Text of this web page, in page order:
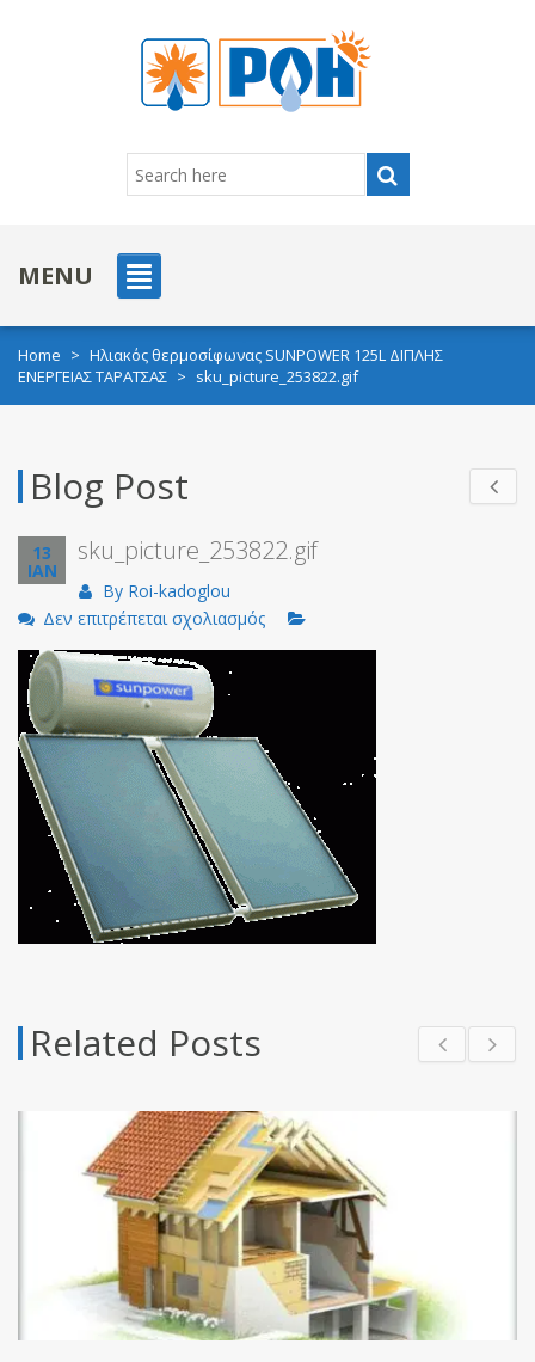
MENU
Home > Ηλιακός θερμοσίφωνας SUNPOWER 125L ΔΙΠΛΗΣ
ΕΝΕΡΓΕΙΑΣ ΤΑΡΑΤΣΑΣ > sku_picture_253822.gif
Blog Post
13
ΙΑΝ
sku_picture_253822.gif
By Roi-kadoglou
Δεν επιτρέπεται σχολιασμόςστο
sku_picture_253822.gif
Related Posts